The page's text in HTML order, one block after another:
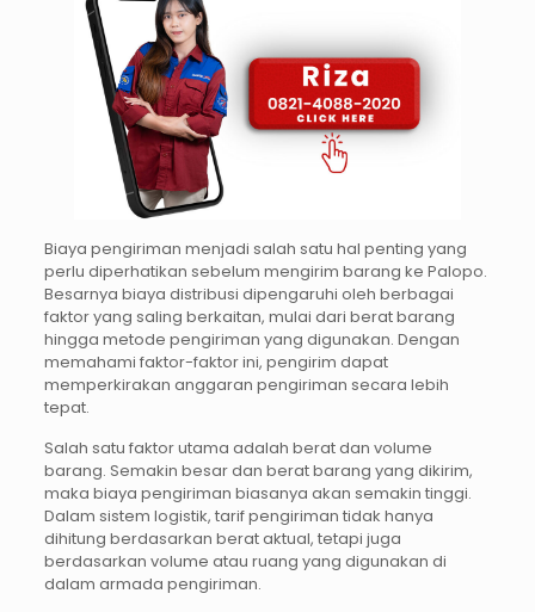
Biaya pengiriman menjadi salah satu hal penting yang
perlu diperhatikan sebelum mengirim barang ke Palopo.
Besarnya biaya distribusi dipengaruhi oleh berbagai
faktor yang saling berkaitan, mulai dari berat barang
hingga metode pengiriman yang digunakan. Dengan
memahami faktor-faktor ini, pengirim dapat
memperkirakan anggaran pengiriman secara lebih
tepat.
Salah satu faktor utama adalah berat dan volume
barang. Semakin besar dan berat barang yang dikirim,
maka biaya pengiriman biasanya akan semakin tinggi.
Dalam sistem logistik, tarif pengiriman tidak hanya
dihitung berdasarkan berat aktual, tetapi juga
berdasarkan volume atau ruang yang digunakan di
dalam armada pengiriman.